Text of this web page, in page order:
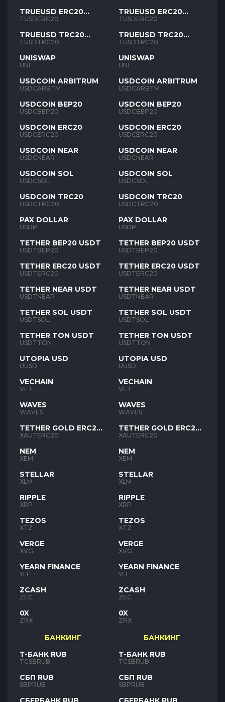
TRUEUSD ERC20
TUSD
TUSDERC20
TRUEUSD TRC20
TUSD
TUSDTRC20
UNISWAP
UNI
USDCOIN ARBITRUM
USDCARBTM
USDCOIN BEP20
USDCBEP20
USDCOIN ERC20
USDCERC20
USDCOIN NEAR
USDCNEAR
USDCOIN SOL
USDCSOL
USDCOIN TRC20
USDCTRC20
PAX DOLLAR
USDP
TETHER BEP20 USDT
USDTBEP20
TETHER ERC20 USDT
USDTERC20
TETHER NEAR USDT
USDTNEAR
TETHER SOL USDT
USDTSOL
TETHER TON USDT
USDTTON
UTOPIA USD
UUSD
VECHAIN
VET
WAVES
WAVES
TETHER GOLD ERC20
XAUT
XAUTERC20
NEM
XEM
STELLAR
XLM
RIPPLE
XRP
TEZOS
XTZ
VERGE
XVG
YEARN FINANCE
YFI
ZCASH
ZEC
0X
ZRX
БАНКИНГ
Т-БАНК RUB
TCSBRUB
СБП RUB
SBPRUB
TRUEUSD ERC20
TUSD
TUSDERC20
TRUEUSD TRC20
TUSD
TUSDTRC20
UNISWAP
UNI
USDCOIN ARBITRUM
USDCARBTM
USDCOIN BEP20
USDCBEP20
USDCOIN ERC20
USDCERC20
USDCOIN NEAR
USDCNEAR
USDCOIN SOL
USDCSOL
USDCOIN TRC20
USDCTRC20
PAX DOLLAR
USDP
TETHER BEP20 USDT
USDTBEP20
TETHER ERC20 USDT
USDTERC20
TETHER NEAR USDT
USDTNEAR
TETHER SOL USDT
USDTSOL
TETHER TON USDT
USDTTON
UTOPIA USD
UUSD
VECHAIN
VET
WAVES
WAVES
TETHER GOLD ERC20
XAUT
XAUTERC20
NEM
XEM
STELLAR
XLM
RIPPLE
XRP
TEZOS
XTZ
VERGE
XVG
YEARN FINANCE
YFI
ZCASH
ZEC
0X
ZRX
БАНКИНГ
Т-БАНК RUB
TCSBRUB
СБП RUB
SBPRUB